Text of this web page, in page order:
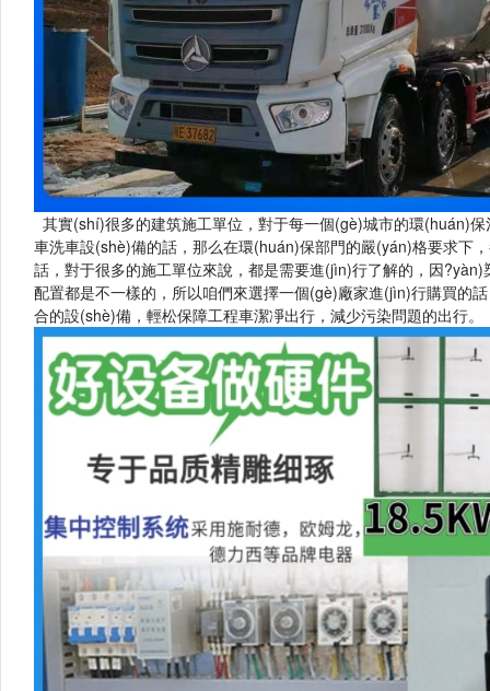
其實(shí)很多的建筑施工單位，對于每一個(gè)城市的環(huán)
車洗車設(shè)備的話，那么在環(huán)保部門的嚴(yán)格要求下
話，對于很多的施工單位來說，都是需要進(jìn)行了解的，因
配置都是不一樣的，所以咱們來選擇一個(gè)廠家進(jìn)行購買的
合的設(shè)備，輕松保障工程車潔凈出行，減少污染問題的出行。